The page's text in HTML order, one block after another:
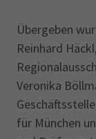
Übergeben
Reinhard
Veronika
für München